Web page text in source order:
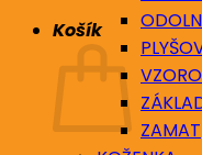
Košík
ZAMAT